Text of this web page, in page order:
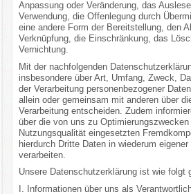
Anpassung oder Veränderung, das
Verwendung, die Offenlegung durch
eine andere Form der Bereitstellung, den
Verknüpfung, die Einschränkung, das
Vernichtung.
Mit der nachfolgenden
insbesondere über Art, Umfang, Zweck,
der Verarbeitung personenbezogener
allein oder gemeinsam mit anderen über
Verarbeitung entscheiden. Zudem
über die von uns zu
Nutzungsqualität eingesetzten
hierdurch Dritte Daten in wiederum eigener
verarbeiten.
Unsere Datenschutzerklärung ist wie folgt
I. Informationen über uns als